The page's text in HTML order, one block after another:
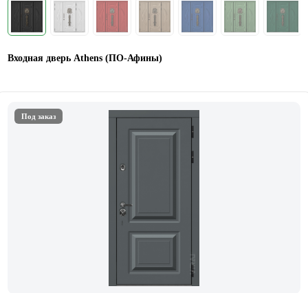
Входная дверь Athens (ПО-Афины)
Под заказ